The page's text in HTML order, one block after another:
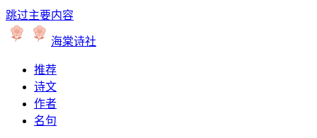
跳过主要内容
海棠诗社
推荐
诗文
作者
名句